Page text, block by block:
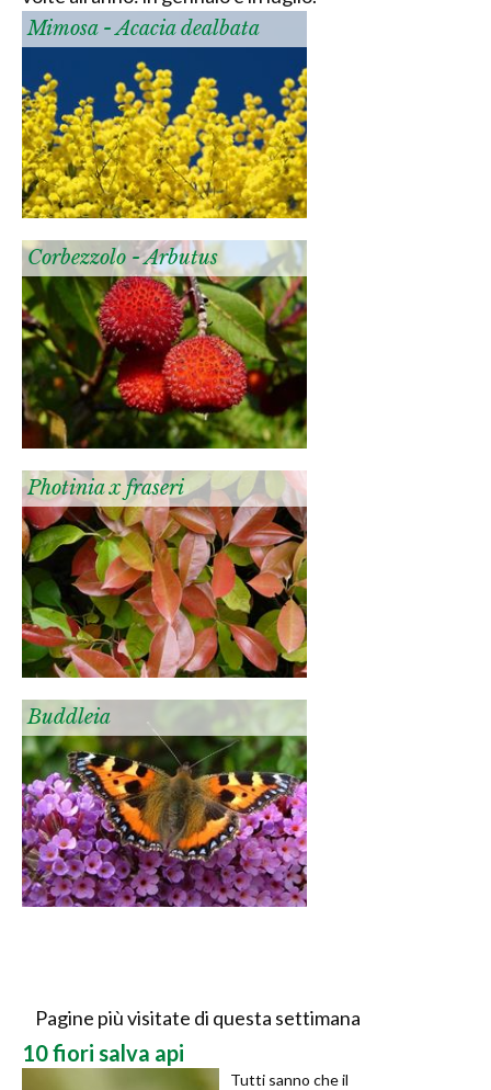
Mimosa - Acacia dealbata
Corbezzolo - Arbutus
Photinia x fraseri
Buddleia
Pagine più visitate di questa settimana
10 fiori salva api
Tutti sanno che il